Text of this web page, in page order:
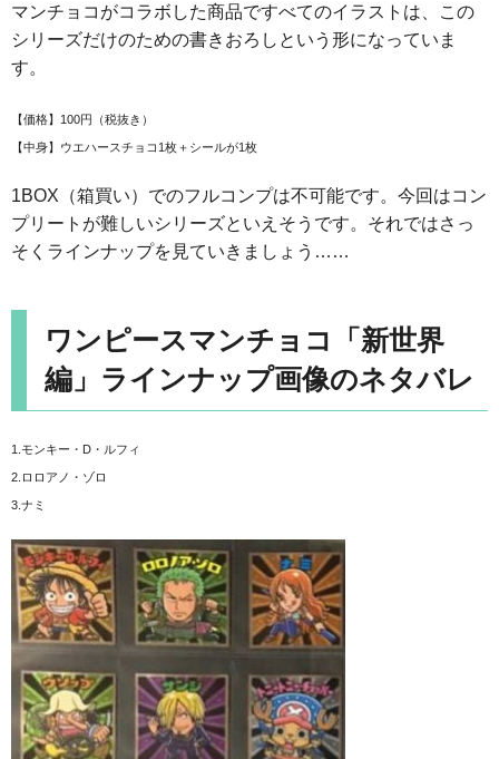
マンチョコがコラボした商品ですべてのイラストは、この
シリーズだけのための書きおろしという形になっていま
す。
【価格】100円（税抜き）
【中身】ウエハースチョコ1枚＋シールが1枚
1BOX（箱買い）でのフルコンプは不可能です。今回はコン
プリートが難しいシリーズといえそうです。それではさっ
そくラインナップを見ていきましょう……
ワンピースマンチョコ「新世界
編」ラインナップ画像のネタバレ
1.モンキー・D・ルフィ
2.ロロアノ・ゾロ
3.ナミ